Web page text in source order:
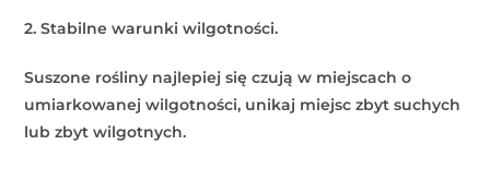
2. Stabilne warunki wilgotności.
Suszone rośliny najlepiej się czują w miejscach o
umiarkowanej wilgotności, unikaj miejsc zbyt suchych
lub zbyt wilgotnych.